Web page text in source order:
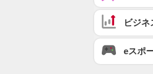
ビジネ
eスポ